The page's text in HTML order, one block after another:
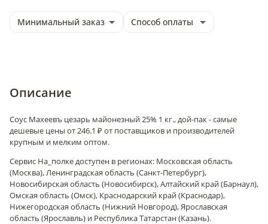
Минимальный заказ Способ оплаты
Описание
Соус Махеевъ цезарь майонезный 25% 1 кг., дой-пак - самые
дешевые цены от 246.1 ₽ от поставщиков и производителей
крупным и мелким оптом.
Сервис На_полке доступен в регионах: Московская область
(Москва), Ленинградская область (Санкт-Петербург),
Новосибирская область (Новосибирск), Алтайский край (Барнаул),
Омская область (Омск), Краснодарский край (Краснодар),
Нижегородская область (Нижний Новгород), Ярославская
область (Ярославль) и Республика Татарстан (Казань).